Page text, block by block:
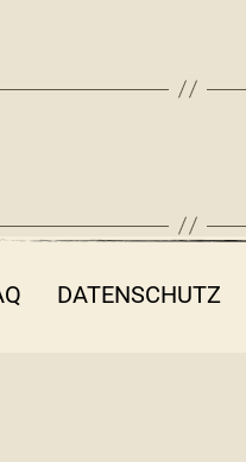
DATENSCHUTZ